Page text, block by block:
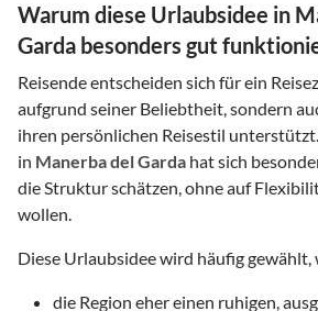
Warum diese Urlaubsidee in
Garda besonders gut
Reisende entscheiden sich für ein
aufgrund seiner Beliebtheit, sondern
ihren persönlichen Reisestil unterstützt.
in Manerba del Garda hat sich
die Struktur schätzen, ohne auf
wollen.
Diese Urlaubsidee wird häufig gewählt,
die Region eher einen ruhigen,